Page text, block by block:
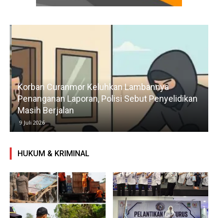
Korban Curanmor Keluhkan Lambannya
Penanganan Laporan, Polisi Sebut Penyelidikan
Masih Berjalan
9 Juli 2026
HUKUM & KRIMINAL